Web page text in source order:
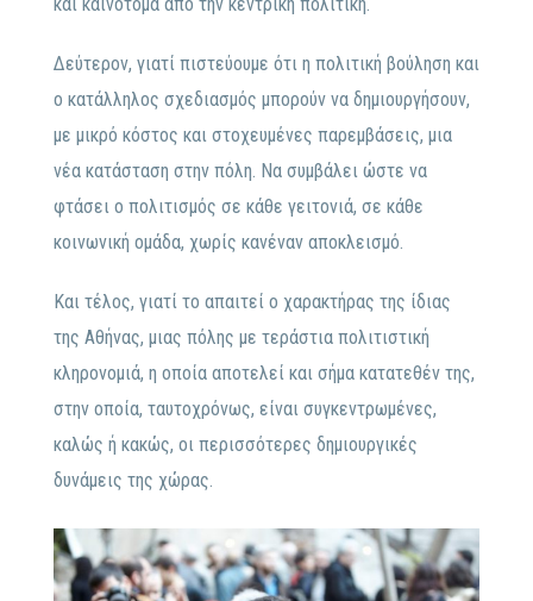
Δεύτερον, γιατί πιστεύουμε ότι η πολιτική βούληση και
ο κατάλληλος σχεδιασμός μπορούν να δημιουργήσουν,
με μικρό κόστος και στοχευμένες παρεμβάσεις, μια
νέα κατάσταση στην πόλη. Να συμβάλει ώστε να
φτάσει ο πολιτισμός σε κάθε γειτονιά, σε κάθε
κοινωνική ομάδα, χωρίς κανέναν αποκλεισμό.
Και τέλος, γιατί το απαιτεί ο χαρακτήρας της ίδιας
της Αθήνας, μιας πόλης με τεράστια πολιτιστική
κληρονομιά, η οποία αποτελεί και σήμα κατατεθέν της,
στην οποία, ταυτοχρόνως, είναι συγκεντρωμένες,
καλώς ή κακώς, οι περισσότερες δημιουργικές
δυνάμεις της χώρας.